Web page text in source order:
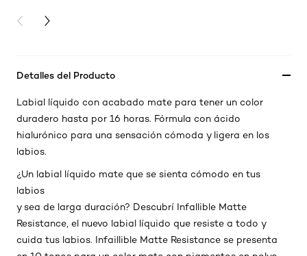
PREVIOUS CARD
NEXT CARD
Detalles del Producto
Labial líquido con acabado mate para tener un color
duradero hasta por 16 horas. Fórmula con ácido
hialurónico para una sensación cómoda y ligera en los
labios.
¿Un labial líquido mate que se sienta cómodo en tus
labios
y sea de larga duración? Descubrí Infallible Matte
Resistance, el nuevo labial líquido que resiste a todo y
cuida tus labios. Infaillible Matte Resistance se presenta